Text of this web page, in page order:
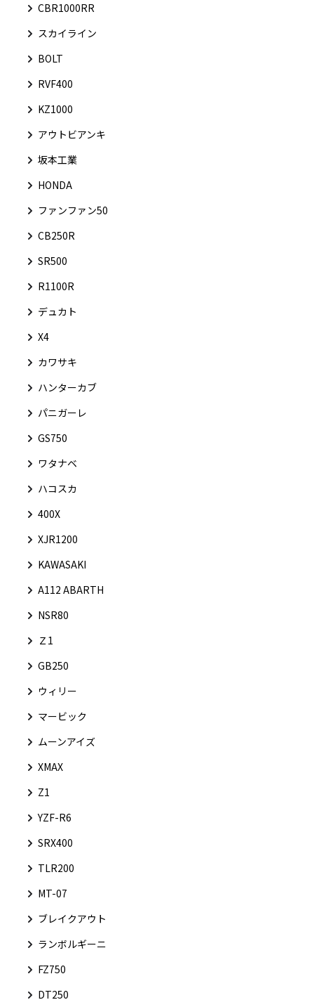
CBR1000RR
スカイライン
BOLT
RVF400
KZ1000
アウトビアンキ
坂本工業
HONDA
ファンファン50
CB250R
SR500
R1100R
デュカト
X4
カワサキ
ハンターカブ
パニガーレ
GS750
ワタナベ
ハコスカ
400X
XJR1200
KAWASAKI
A112 ABARTH
NSR80
Ｚ1
GB250
ウィリー
マービック
ムーンアイズ
XMAX
Z1
YZF-R6
SRX400
TLR200
MT-07
ブレイクアウト
ランボルギーニ
FZ750
DT250